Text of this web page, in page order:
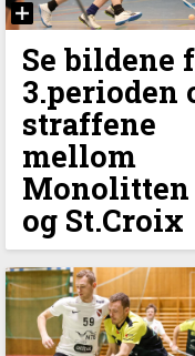
Se bildene
3.perioden
straffene
mellom
Monolitten
og St.Croix